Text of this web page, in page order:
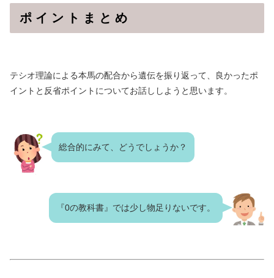
ポ イ ン ト ま と め
テシオ理論による本馬の配合から遺伝を振り返って、良かったポ
イントと反省ポイントについてお話ししようと思います。
総合的にみて、どうでしょうか？
『0の教科書』では少し物足りないです。